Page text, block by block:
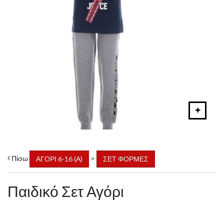
Πίσω ΑΓΟΡΙ 6-16 (Α) > ΣΕΤ ΦΟΡΜΕΣ
Παιδικό Σετ Αγόρι